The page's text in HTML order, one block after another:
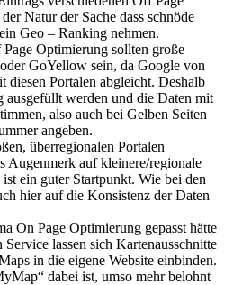
Natur der Sache dass schnöde
Geo – Ranking nehmen.
Optimierung sollten große
GoYellow sein, da Google von
diesen Portalen abgleicht. Deshalb
ausgefüllt werden und die Daten mit
also auch bei Gelben Seiten
angeben.
überregionalen Portalen
Augenmerk auf kleinere/regionale
ein guter Startpunkt. Wie bei den
hier auf die Konsistenz der Daten
On Page Optimierung gepasst hätte
lassen sich Kartenausschnitte
in die eigene Website einbinden.
dabei ist, umso mehr belohnt